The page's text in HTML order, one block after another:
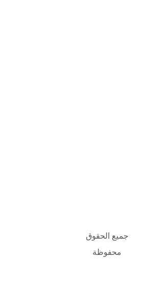
جميع الحقوق
محفوظة